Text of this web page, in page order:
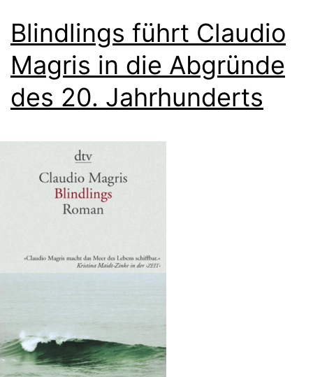
Blindlings führt Claudio
Magris in die Abgründe
des 20. Jahrhunderts